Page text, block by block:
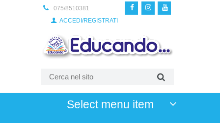
075/8510381
ACCEDI/REGISTRATI
Select menu item